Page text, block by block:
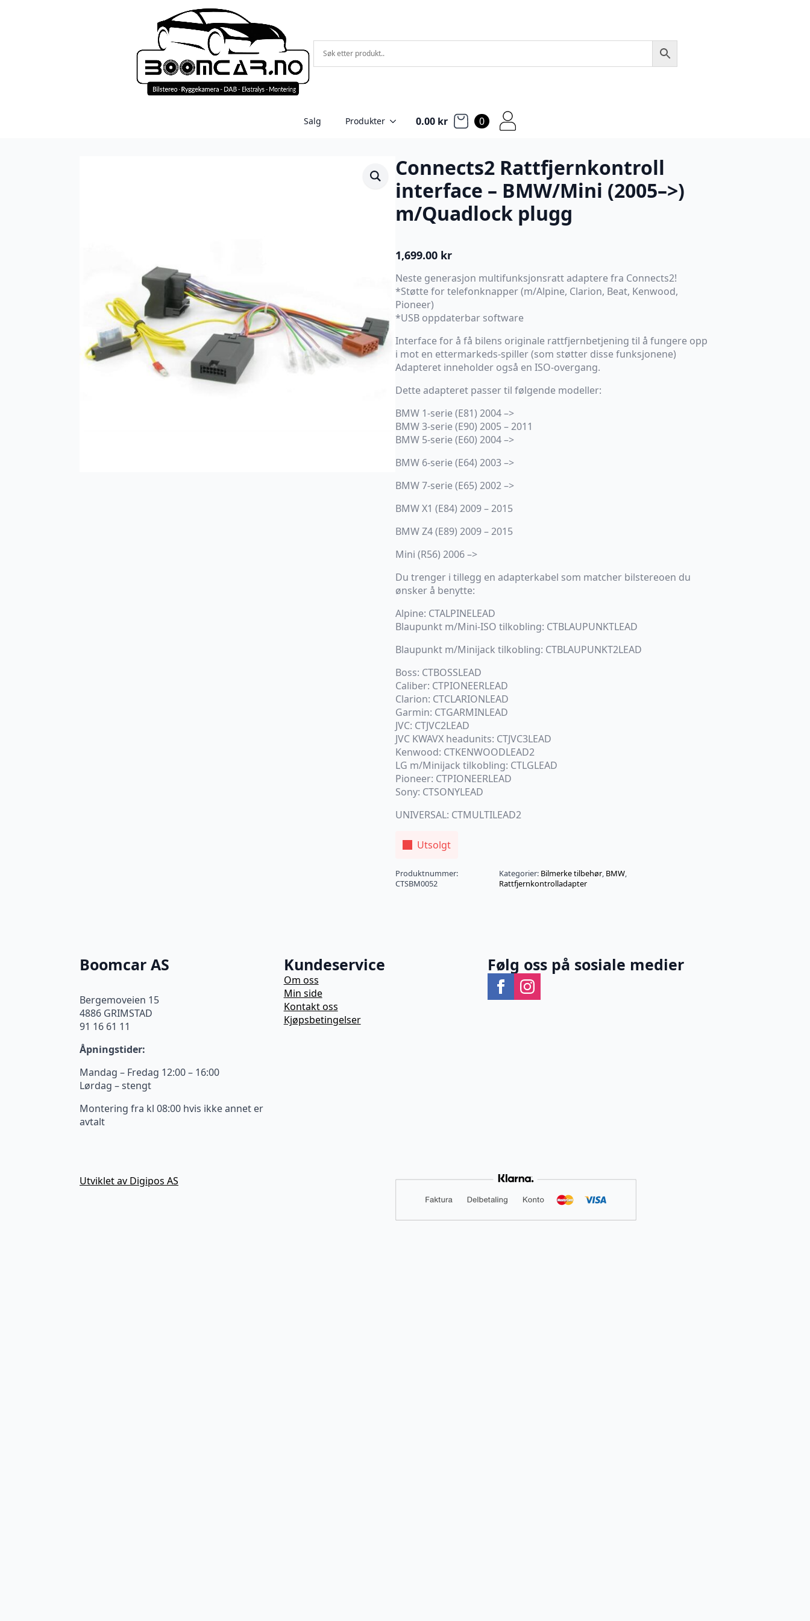
Salg Produkter 0.00 kr 0
Connects2 Rattfjernkontroll
interface – BMW/Mini (2005–>)
m/Quadlock plugg
1,699.00 kr
Neste generasjon multifunksjonsratt adaptere fra Connects2!
*Støtte for telefonknapper (m/Alpine, Clarion, Beat, Kenwood,
Pioneer)
*USB oppdaterbar software
Interface for å få bilens originale rattfjernbetjening til å fungere opp
i mot en ettermarkeds-spiller (som støtter disse funksjonene)
Adapteret inneholder også en ISO-overgang.
Dette adapteret passer til følgende modeller:
BMW 1-serie (E81) 2004 –>
BMW 3-serie (E90) 2005 – 2011
BMW 5-serie (E60) 2004 –>
BMW 6-serie (E64) 2003 –>
BMW 7-serie (E65) 2002 –>
BMW X1 (E84) 2009 – 2015
BMW Z4 (E89) 2009 – 2015
Mini (R56) 2006 –>
Du trenger i tillegg en adapterkabel som matcher bilstereoen du
ønsker å benytte:
Alpine: CTALPINELEAD
Blaupunkt m/Mini-ISO tilkobling: CTBLAUPUNKTLEAD
Blaupunkt m/Minijack tilkobling: CTBLAUPUNKT2LEAD
Boss: CTBOSSLEAD
Caliber: CTPIONEERLEAD
Clarion: CTCLARIONLEAD
Garmin: CTGARMINLEAD
JVC: CTJVC2LEAD
JVC KWAVX headunits: CTJVC3LEAD
Kenwood: CTKENWOODLEAD2
LG m/Minijack tilkobling: CTLGLEAD
Pioneer: CTPIONEERLEAD
Sony: CTSONYLEAD
UNIVERSAL: CTMULTILEAD2
Utsolgt
Produktnummer:
CTSBM0052
Kategorier: Bilmerke tilbehør, BMW,
Rattfjernkontrolladapter
Boomcar AS
Bergemoveien 15
4886 GRIMSTAD
91 16 61 11
Åpningstider:
Mandag – Fredag 12:00 – 16:00
Lørdag – stengt
Montering fra kl 08:00 hvis ikke annet er
avtalt
Kundeservice
Om oss
Min side
Kontakt oss
Kjøpsbetingelser
Følg oss på sosiale medier
Utviklet av Digipos AS